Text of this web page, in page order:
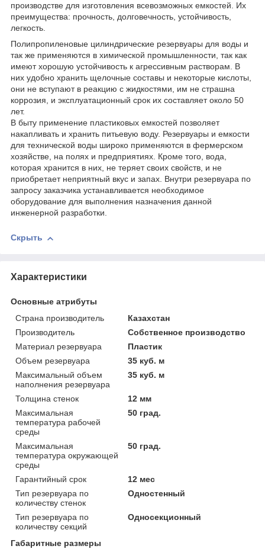
производстве для изготовления всевозможных емкостей. Их
преимущества: прочность, долговечность, устойчивость,
легкость.
Полипропиленовые цилиндрические резервуары для воды и
так же применяются в химической промышленности, так как
имеют хорошую устойчивость к агрессивным растворам. В
них удобно хранить щелочные составы и некоторые кислоты,
они не вступают в реакцию с жидкостями, им не страшна
коррозия, и эксплуатационный срок их составляет около 50
лет.
В быту применение пластиковых емкостей позволяет
накапливать и хранить питьевую воду. Резервуары и емкости
для технической воды широко применяются в фермерском
хозяйстве, на полях и предприятиях. Кроме того, вода,
которая хранится в них, не теряет своих свойств, и не
приобретает неприятный вкус и запах. Внутри резервуара по
запросу заказчика устанавливается необходимое
оборудование для выполнения назначения данной
инженерной разработки.
Скрыть
Характеристики
Основные атрибуты
Страна производитель
Казахстан
Производитель
Собственное производство
Материал резервуара
Пластик
Объем резервуара
35 куб. м
Максимальный объем
наполнения резервуара
35 куб. м
Толщина стенок
12 мм
Максимальная
температура рабочей
среды
50 град.
Максимальная
температура окружающей
среды
50 град.
Гарантийный срок
12 мес
Тип резервуара по
количеству стенок
Одностенный
Тип резервуара по
количеству секций
Односекционный
Габаритные размеры